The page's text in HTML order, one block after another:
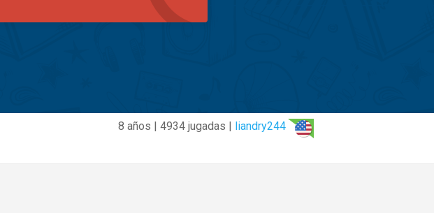
8 años | 4934 jugadas | liandry244